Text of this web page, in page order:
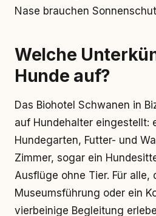
Nase brauchen
Welche
Hunde auf?
Das Biohotel Schwanen in
auf Hundehalter eingestellt:
Hundegarten, Futter- und
Zimmer, sogar ein
Ausflüge ohne Tier. Für alle,
Museumsführung oder ein
vierbeinige Begleitung